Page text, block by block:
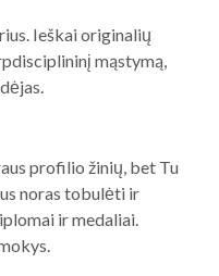
Ieškai originalių
mąstymą,
profilio žinių, bet Tu
noras tobulėti ir
ir medaliai.